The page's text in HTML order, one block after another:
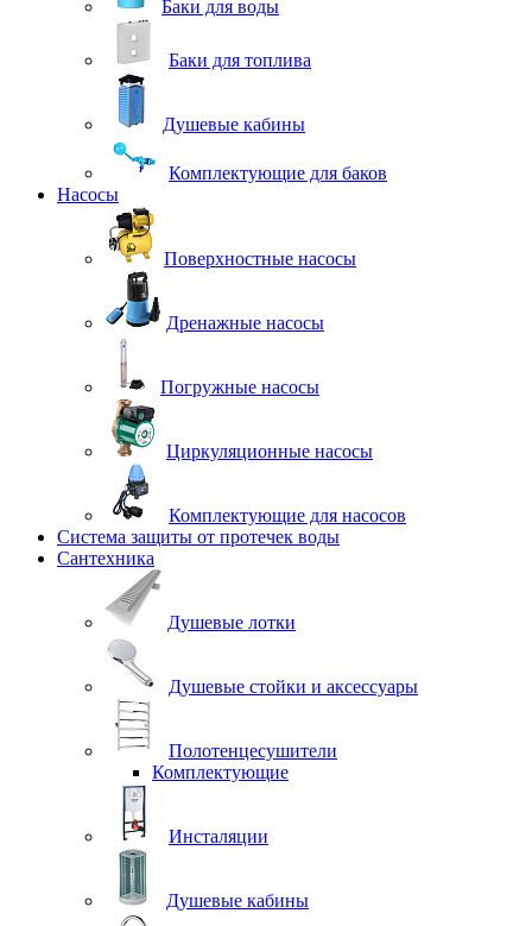
Баки для воды
Баки для топлива
Душевые кабины
Комплектующие для баков
Насосы
Поверхностные насосы
Дренажные насосы
Погружные насосы
Циркуляционные насосы
Комплектующие для насосов
Система защиты от протечек воды
Сантехника
Душевые лотки
Душевые стойки и аксессуары
Полотенцесушители
Комплектующие
Инсталяции
Душевые кабины